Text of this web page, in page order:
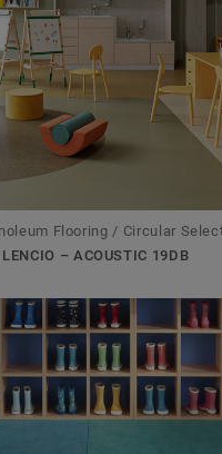
Flooring / Circular
– ACOUSTIC 19DB